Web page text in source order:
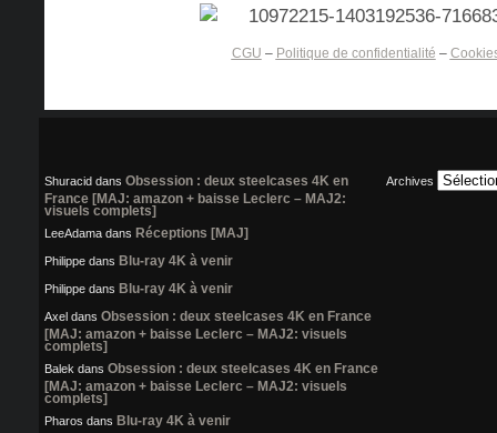
CGU – Politique de confidentialité –
Shuracid dans Obsession : deux steelcases 4K en
France [MAJ: amazon + baisse Leclerc – MAJ2:
visuels complets]
LeeAdama dans Réceptions [MAJ]
Philippe dans Blu-ray 4K à venir
Philippe dans Blu-ray 4K à venir
Axel dans Obsession : deux steelcases 4K en France
[MAJ: amazon + baisse Leclerc – MAJ2: visuels
complets]
Balek dans Obsession : deux steelcases 4K en France
[MAJ: amazon + baisse Leclerc – MAJ2: visuels
complets]
Pharos dans Blu-ray 4K à venir
Archives